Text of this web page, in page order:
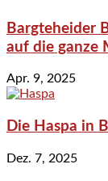
Bargteheider
auf die ganze
Apr. 9, 2025
Die Haspa in
Dez. 7, 2025